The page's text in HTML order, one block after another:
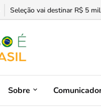
Seleção vai destinar R$ 5
Sobre